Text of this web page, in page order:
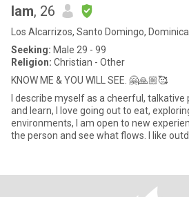
Iam, 26
Los Alcarrizos, Santo Domingo,
Seeking: Male 29 - 99
Religion: Christian - Other
KNOW ME & YOU WILL SEE. 🤗🙏🏼🥰
I describe myself as a cheerful,
and learn, I love going out to eat,
environments, I am open to new
the person and see what flows. I like